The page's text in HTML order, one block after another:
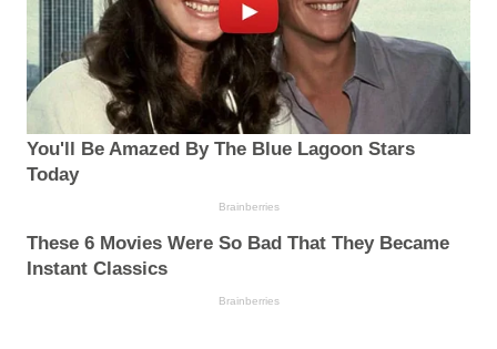
You'll Be Amazed By The Blue Lagoon Stars
Today
Brainberries
These 6 Movies Were So Bad That They Became
Instant Classics
Brainberries